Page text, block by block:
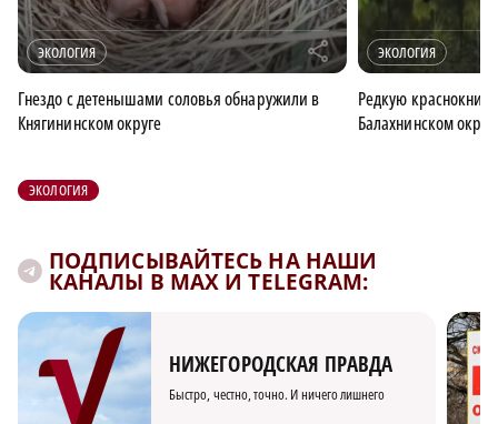
ЭКОЛОГИЯ r
Гнездо с детенышами соловья обнаружили в
Княгининском округе
ЭКОЛОГИЯ
Редкую
Балахнинском
ЭКОЛОГИЯ
ПОДПИСЫВАЙТЕСЬ НА НАШИ
КАНАЛЫ В MAX И TELEGRAM:
НИЖЕГОРОДСКАЯ ПРАВДА
Быстро, честно, точно. И ничего лишнего